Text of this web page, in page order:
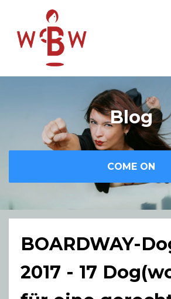
Blog
COME ON
BOARDWAY-
2017 - 17